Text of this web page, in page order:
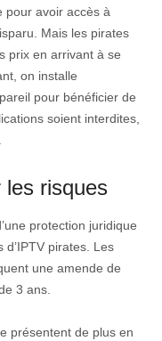
pour avoir accès à
Mais les pirates
prix en arrivant à se
on installe
pour bénéficier de
soient interdites,
les risques
protection juridique
pirates. Les
une amende de
3 ans.
présentent de plus en